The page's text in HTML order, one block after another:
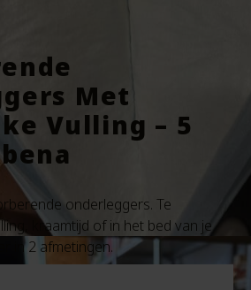
Met
Vulling – 5
onderleggers. Te
kraamtijd of in het bed van je
in 2 afmetingen.